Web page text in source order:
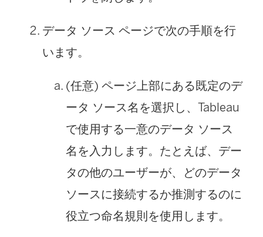
データ ソース ページで次の手順を行
います。
(任意) ページ上部にある既定のデ
ータ ソース名を選択し、Tableau
で使用する一意のデータ ソース
名を入力します。たとえば、デー
タの他のユーザーが、どのデータ
ソースに接続するか推測するのに
役立つ命名規則を使用します。